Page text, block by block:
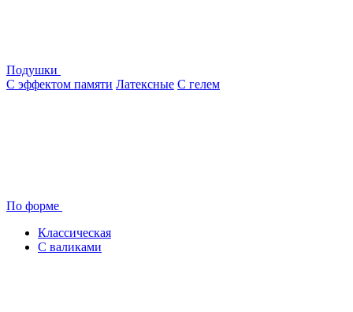
Подушки
С эффектом памяти Латексные С гелем
По форме
Классическая
С валиками